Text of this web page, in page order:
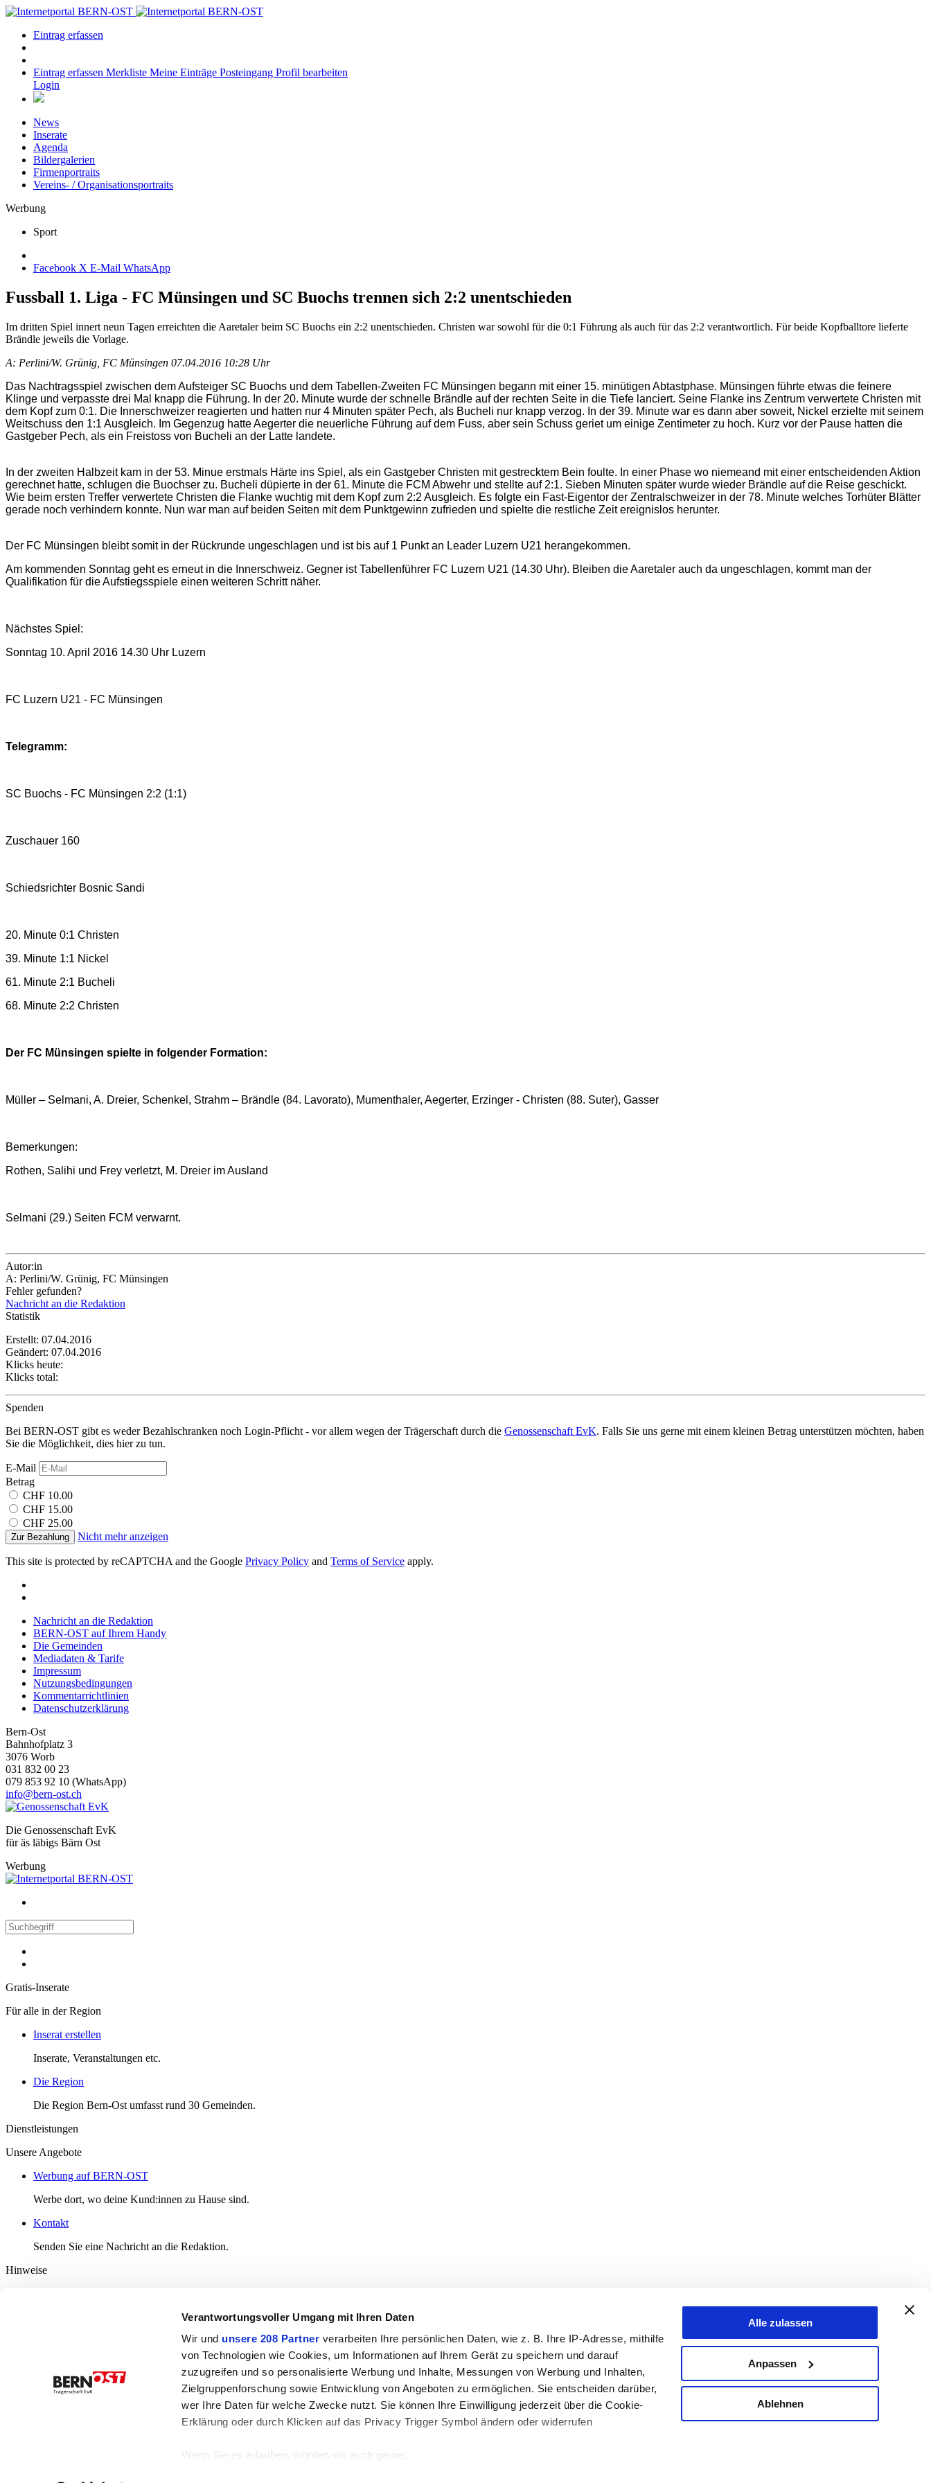
Verantwortungsvoller Umgang mit Ihren Daten
Wir und unsere 208 Partner verarbeiten Ihre persönlichen Daten, wie z. B. Ihre IP-Adresse, mithilfe
von Technologien wie Cookies, um Informationen auf Ihrem Gerät zu speichern und darauf
zuzugreifen und so personalisierte Werbung und Inhalte, Messungen von Werbung und Inhalten,
Zielgruppenforschung sowie Entwicklung von Angeboten zu ermöglichen. Sie entscheiden darüber,
wer Ihre Daten für welche Zwecke nutzt. Sie können Ihre Einwilligung jederzeit über die Cookie-
Erklärung oder durch Klicken auf das Privacy Trigger Symbol ändern oder widerrufen
Wenn Sie es erlauben, würden wir auch gerne:
Alle zulassen
Anpassen
Ablehnen
Eintrag erfassen
Eintrag erfassen Merkliste Meine Einträge Posteingang Profil bearbeiten
Login
News
Inserate
Agenda
Bildergalerien
Firmenportraits
Vereins- / Organisationsportraits
Werbung
Sport
Facebook X E-Mail WhatsApp
Fussball 1. Liga - FC Münsingen und SC Buochs trennen sich 2:2 unentschieden
Im dritten Spiel innert neun Tagen erreichten die Aaretaler beim SC Buochs ein 2:2 unentschieden. Christen war sowohl für die 0:1 Führung als auch für das 2:2 verantwortlich. Für beide Kopfballtore lieferte
Brändle jeweils die Vorlage.
A: Perlini/W. Grünig, FC Münsingen 07.04.2016 10:28 Uhr
Das Nachtragsspiel zwischen dem Aufsteiger SC Buochs und dem Tabellen-Zweiten FC Münsingen begann mit einer 15. minütigen Abtastphase. Münsingen führte etwas die feinere
Klinge und verpasste drei Mal knapp die Führung. In der 20. Minute wurde der schnelle Brändle auf der rechten Seite in die Tiefe lanciert. Seine Flanke ins Zentrum verwertete Christen mit
dem Kopf zum 0:1. Die Innerschweizer reagierten und hatten nur 4 Minuten später Pech, als Bucheli nur knapp verzog. In der 39. Minute war es dann aber soweit, Nickel erzielte mit seinem
Weitschuss den 1:1 Ausgleich. Im Gegenzug hatte Aegerter die neuerliche Führung auf dem Fuss, aber sein Schuss geriet um einige Zentimeter zu hoch. Kurz vor der Pause hatten die
Gastgeber Pech, als ein Freistoss von Bucheli an der Latte landete.
In der zweiten Halbzeit kam in der 53. Minue erstmals Härte ins Spiel, als ein Gastgeber Christen mit gestrecktem Bein foulte. In einer Phase wo niemeand mit einer entscheidenden Aktion
gerechnet hatte, schlugen die Buochser zu. Bucheli düpierte in der 61. Minute die FCM Abwehr und stellte auf 2:1. Sieben Minuten später wurde wieder Brändle auf die Reise geschickt.
Wie beim ersten Treffer verwertete Christen die Flanke wuchtig mit dem Kopf zum 2:2 Ausgleich. Es folgte ein Fast-Eigentor der Zentralschweizer in der 78. Minute welches Torhüter Blätter
gerade noch verhindern konnte. Nun war man auf beiden Seiten mit dem Punktgewinn zufrieden und spielte die restliche Zeit ereignislos herunter.
Der FC Münsingen bleibt somit in der Rückrunde ungeschlagen und ist bis auf 1 Punkt an Leader Luzern U21 herangekommen.
Am kommenden Sonntag geht es erneut in die Innerschweiz. Gegner ist Tabellenführer FC Luzern U21 (14.30 Uhr). Bleiben die Aaretaler auch da ungeschlagen, kommt man der
Qualifikation für die Aufstiegsspiele einen weiteren Schritt näher.
Nächstes Spiel:
Sonntag 10. April 2016 14.30 Uhr Luzern
FC Luzern U21 - FC Münsingen
Telegramm:
SC Buochs - FC Münsingen 2:2 (1:1)
Zuschauer 160
Schiedsrichter Bosnic Sandi
20. Minute 0:1 Christen
39. Minute 1:1 Nickel
61. Minute 2:1 Bucheli
68. Minute 2:2 Christen
Der FC Münsingen spielte in folgender Formation:
Müller – Selmani, A. Dreier, Schenkel, Strahm – Brändle (84. Lavorato), Mumenthaler, Aegerter, Erzinger - Christen (88. Suter), Gasser
Bemerkungen:
Rothen, Salihi und Frey verletzt, M. Dreier im Ausland
Selmani (29.) Seiten FCM verwarnt.
Autor:in
A: Perlini/W. Grünig, FC Münsingen
Fehler gefunden?
Nachricht an die Redaktion
Statistik
Erstellt: 07.04.2016
Geändert: 07.04.2016
Klicks heute:
Klicks total:
Spenden
Bei BERN-OST gibt es weder Bezahlschranken noch Login-Pflicht - vor allem wegen der Trägerschaft durch die Genossenschaft EvK. Falls Sie uns gerne mit einem kleinen Betrag unterstützen möchten, haben
Sie die Möglichkeit, dies hier zu tun.
E-Mail
Betrag
CHF 10.00
CHF 15.00
CHF 25.00
Zur Bezahlung Nicht mehr anzeigen
This site is protected by reCAPTCHA and the Google Privacy Policy and Terms of Service apply.
Nachricht an die Redaktion
BERN-OST auf Ihrem Handy
Die Gemeinden
Mediadaten & Tarife
Impressum
Nutzungsbedingungen
Kommentarrichtlinien
Datenschutzerklärung
Bern-Ost
Bahnhofplatz 3
3076 Worb
031 832 00 23
079 853 92 10 (WhatsApp)
info@bern-ost.ch
Die Genossenschaft EvK
für äs läbigs Bärn Ost
Werbung
Gratis-Inserate
Für alle in der Region
Inserat erstellen
Inserate, Veranstaltungen etc.
Die Region
Die Region Bern-Ost umfasst rund 30 Gemeinden.
Dienstleistungen
Unsere Angebote
Werbung auf BERN-OST
Werbe dort, wo deine Kund:innen zu Hause sind.
Kontakt
Senden Sie eine Nachricht an die Redaktion.
Hinweise